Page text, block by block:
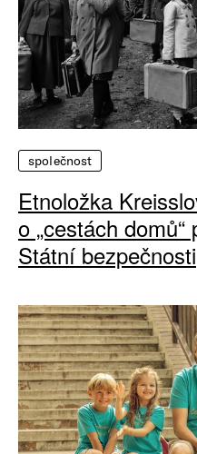
společnost
Etnoložka
o „cestách
Státní bezpečnosti